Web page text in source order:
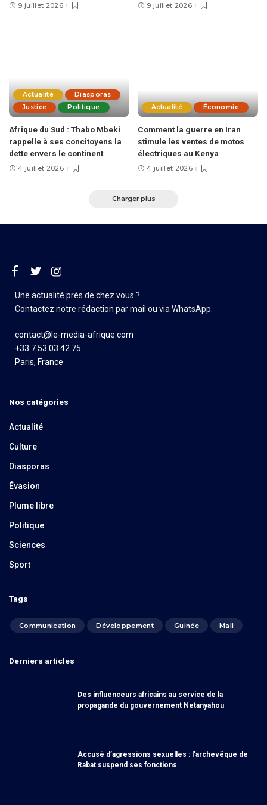
9 juillet 2026 9 juillet 2026
Actualité
Diasporas
Justice
Politique
Afrique du Sud : Thabo Mbeki
rappelle à ses concitoyens la
dette envers le continent
4 juillet 2026
Actualité Économie
Comment la guerre en Iran
stimule les ventes de motos
électriques au Kenya
4 juillet 2026
Charger plus
Une actualité près de chez vous ?
Contactez notre rédaction par mail ou via WhatsApp.
contact@le-media-afrique.com
+33 7 53 03 42 75
Paris, France
Nos catégories
Actualité
Culture
Diasporas
Évasion
Plume libre
Politique
Sciences
Sport
Tags
Communication Développement Guinée Mali
Derniers articles
Des influenceurs africains au service de la
propagande du gouvernement Netanyahou
Accusé d’agressions sexuelles : l’archevêque de
Rabat suspend ses fonctions